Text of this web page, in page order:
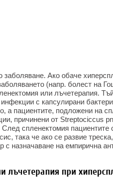
заболяване. Ако обаче
(напр. болест на
или лъчетерапия.
с капсулирани
а пациентите, подложени на
причинени от Streptociccus
спленектомия пациентите
така че ако се развие
с назначаване на емпирична
лъчетерапия при